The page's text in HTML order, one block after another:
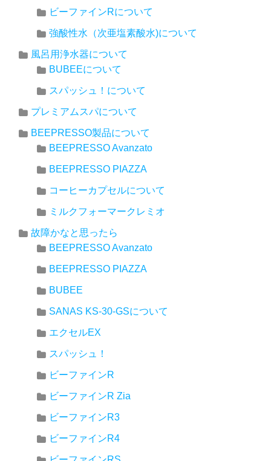
ビーファインRについて
強酸性水（次亜塩素酸水)について
風呂用浄水器について
BUBEEについて
スパッシュ！について
プレミアムスパについて
BEEPRESSO製品について
BEEPRESSO Avanzato
BEEPRESSO PIAZZA
コーヒーカプセルについて
ミルクフォーマークレミオ
故障かなと思ったら
BEEPRESSO Avanzato
BEEPRESSO PIAZZA
BUBEE
SANAS KS-30-GSについて
エクセルEX
スパッシュ！
ビーファインR
ビーファインR Zia
ビーファインR3
ビーファインR4